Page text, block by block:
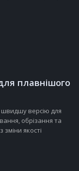
плавнішого
швидшу версію для
обрізання та
якості